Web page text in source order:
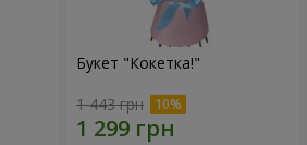
Букет "Кокетка!"
1 443 грн